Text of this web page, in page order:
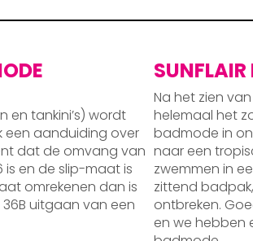
en tankini’s) wordt
aanduiding over
dat de omvang van
en de slip-maat is
omrekenen dan is
uitgaan van een
SUNFLAIR
Na het zien
helemaal het
badmode in
naar een
zwemmen in
zittend
ontbreken.
en we hebben